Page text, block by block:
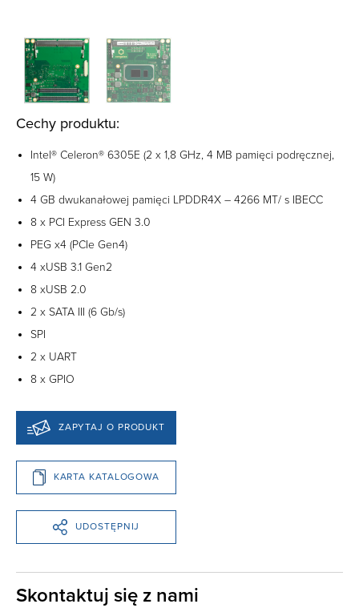
Cechy produktu:
Intel® Celeron® 6305E (2 x 1,8 GHz, 4 MB pamięci podręcznej,
15 W)
4 GB dwukanałowej pamięci LPDDR4X – 4266 MT/ s IBECC
8 x PCI Express GEN 3.0
PEG x4 (PCIe Gen4)
4 xUSB 3.1 Gen2
8 xUSB 2.0
2 x SATA III (6 Gb/s)
SPI
2 x UART
8 x GPIO
ZAPYTAJ O PRODUKT
KARTA KATALOGOWA
UDOSTĘPNIJ
Skontaktuj się z nami